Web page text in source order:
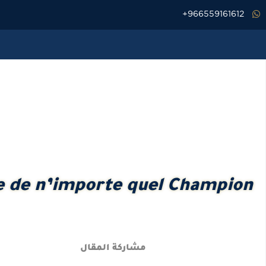
تخطي
إلى
966559161612+
de n’importe quel Champion
مشاركة المقال